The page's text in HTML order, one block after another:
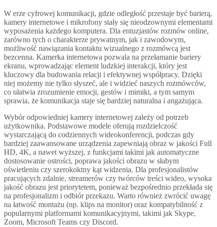
W erze cyfrowej komunikacji, gdzie odległość przestaje być barierą,
kamery internetowe i mikrofony stały się nieodzownymi elementami
wyposażenia każdego komputera. Dla entuzjastów rozmów online,
zarówno tych o charakterze prywatnym, jak i zawodowym,
możliwość nawiązania kontaktu wizualnego z rozmówcą jest
bezcenna. Kamerka internetowa pozwala na przełamanie bariery
ekranu, wprowadzając element ludzkiej interakcji, który jest
kluczowy dla budowania relacji i efektywnej współpracy. Dzięki
niej możemy nie tylko słyszeć, ale i widzieć naszych rozmówców,
co ułatwia zrozumienie emocji, gestów i mimiki, a tym samym
sprawia, że komunikacja staje się bardziej naturalna i angażująca.
Wybór odpowiedniej kamery internetowej zależy od potrzeb
użytkownika. Podstawowe modele oferują rozdzielczość
wystarczającą do codziennych wideokonferencji, podczas gdy
bardziej zaawansowane urządzenia zapewniają obraz w jakości Full
HD, 4K, a nawet wyższej, z funkcjami takimi jak automatyczne
dostosowanie ostrości, poprawa jakości obrazu w słabym
oświetleniu czy szerokoktny kąt widzenia. Dla profesjonalistów
pracujących zdalnie, streamerów czy twórców treści wideo, wysoka
jakość obrazu jest priorytetem, ponieważ bezpośrednio przekłada się
na profesjonalizm i odbiór przekazu. Warto również zwrócić uwagę
na łatwość montażu (np. klips na monitor) oraz kompatybilność z
popularnymi platformami komunikacyjnymi, takimi jak Skype,
Zoom, Microsoft Teams czy Discord.